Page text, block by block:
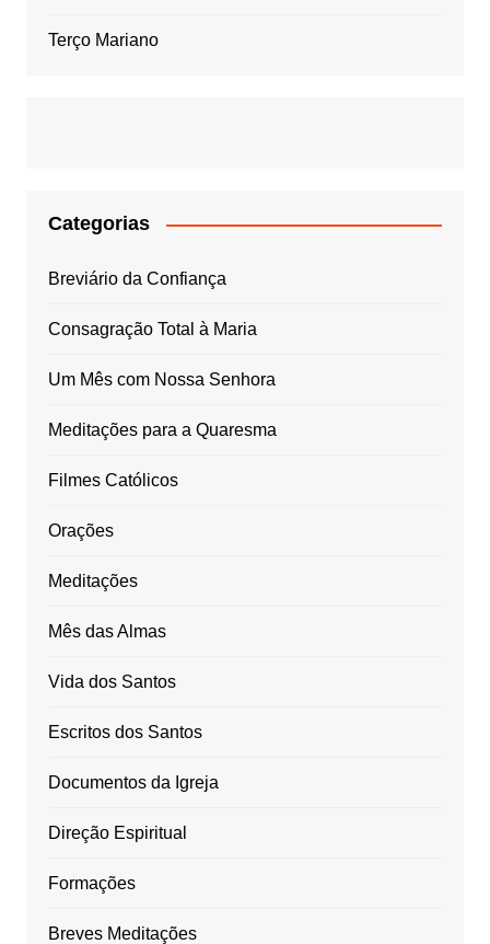
Terço Mariano
Categorias
Breviário da Confiança
Consagração Total à Maria
Um Mês com Nossa Senhora
Meditações para a Quaresma
Filmes Católicos
Orações
Meditações
Mês das Almas
Vida dos Santos
Escritos dos Santos
Documentos da Igreja
Direção Espiritual
Formações
Breves Meditações